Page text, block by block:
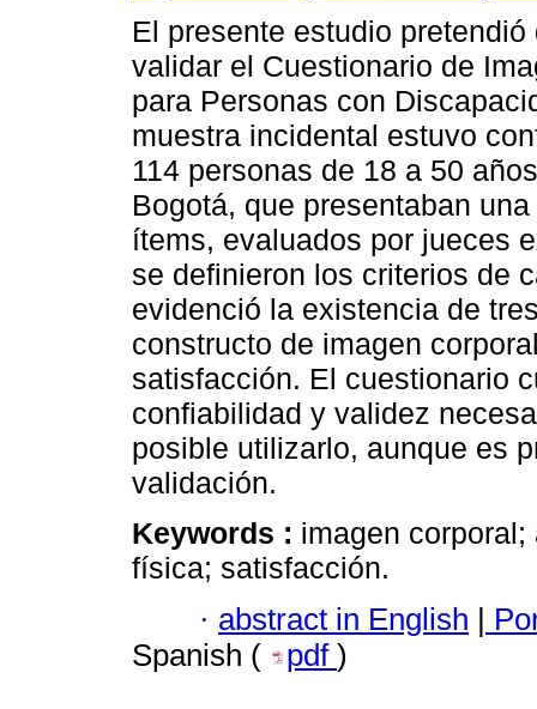
El presente estudio pretendió
validar el Cuestionario de
para Personas con
muestra incidental estuvo
114 personas de 18 a 50
Bogotá, que presentaban
ítems, evaluados por jueces
se definieron los criterios de
evidenció la existencia de
constructo de imagen
satisfacción. El cuestionario
confiabilidad y validez
posible utilizarlo, aunque es
validación.
Keywords : imagen
física; satisfacción.
· abstract in English |
Spanish (
pdf )